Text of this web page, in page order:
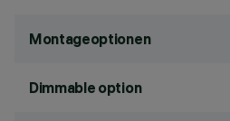
Montageoptionen
Dimmable option